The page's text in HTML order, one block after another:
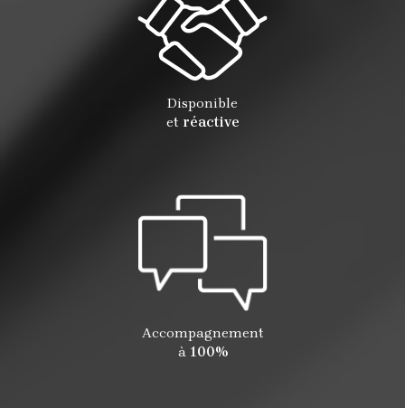
Disponible
et réactive
Accompagnement
à 100%